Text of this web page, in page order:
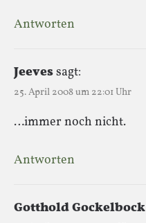
Antworten
Jeevessagt:
25. April 2008 um 22:01 Uhr
…immer noch nicht.
Antworten
Gotthold Gockelbock